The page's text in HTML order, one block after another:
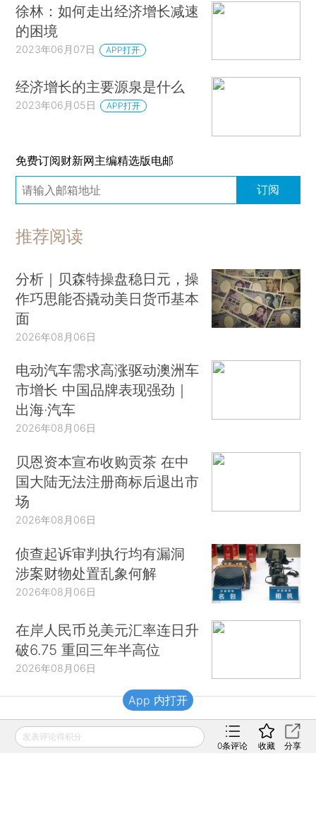
徐林：如何走出经济增长减速
的困境
2023年06月07日 APP打开
经济增长的主要源泉是什么
2023年06月05日 APP打开
免费订阅财新网主编精选版电邮
订阅
推荐阅读
分析｜贝森特操盘稳日元，操
作巧思能否撬动美日货币基本
面
2026年08月06日
电动汽车需求高涨驱动澳洲车
市增长 中国品牌表现强劲｜
出海·汽车
2026年08月06日
贝恩资本宣布收购贡茶 在中
国大陆无法注册商标后退出市
场
2026年08月06日
侦查起诉审判执行均有漏洞
涉案财物处置乱象何解
2026年08月06日
在岸人民币兑美元汇率连日升
破6.75 重回三年半高位
2026年08月06日
财新移动
发表评论得积分
0条评论 收藏 分享
App 内打开